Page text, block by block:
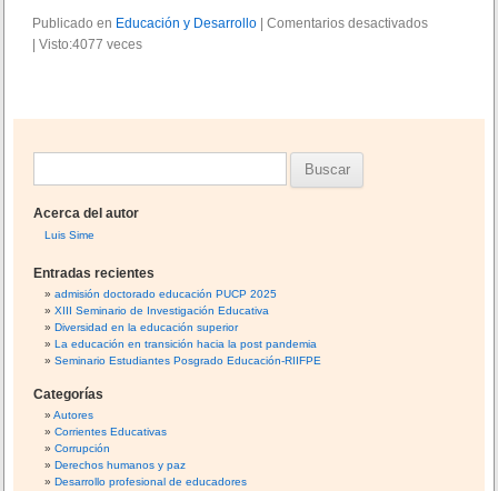
c
e
o
o
k
tt
er
m
tir
Publicado en Educación y Desarrollo Comentarios desactivadose
Visto:4077 veces
Acerca del autor
Luis Sime
Entradas recientes
admisión doctorado educación PUCP 2025
XIII Seminario de Investigación Educativa
Diversidad en la educación superior
La educación en transición hacia la post pandemia
Seminario Estudiantes Posgrado Educación-RIIFPE
Categorías
Autores
Corrientes Educativas
Corrupción
Derechos humanos y paz
Desarrollo profesional de educadores